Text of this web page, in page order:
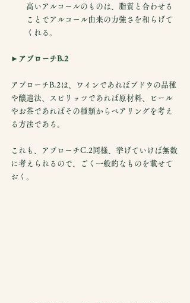
高いアルコールのものは、脂質と合わせる
ことでアルコール由来の力強さを和らげて
くれる。
►アプローチB.2
アプローチB.2は、ワインであればブドウの品種
や醸造法、スピリッツであれば原材料、ビール
やお茶であればその種類からペアリングを考え
る方法である。
これも、アプローチC.2同様、挙げていけば無数
に考えられるので、ごく一般的なものを載せて
おく。